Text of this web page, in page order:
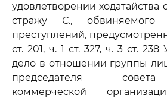
удовлетворении
стражу С.,
преступлений,
ст. 201, ч. 1 ст. 327, ч. 3 ст.
дело в отношении группы
председателя
коммерческой